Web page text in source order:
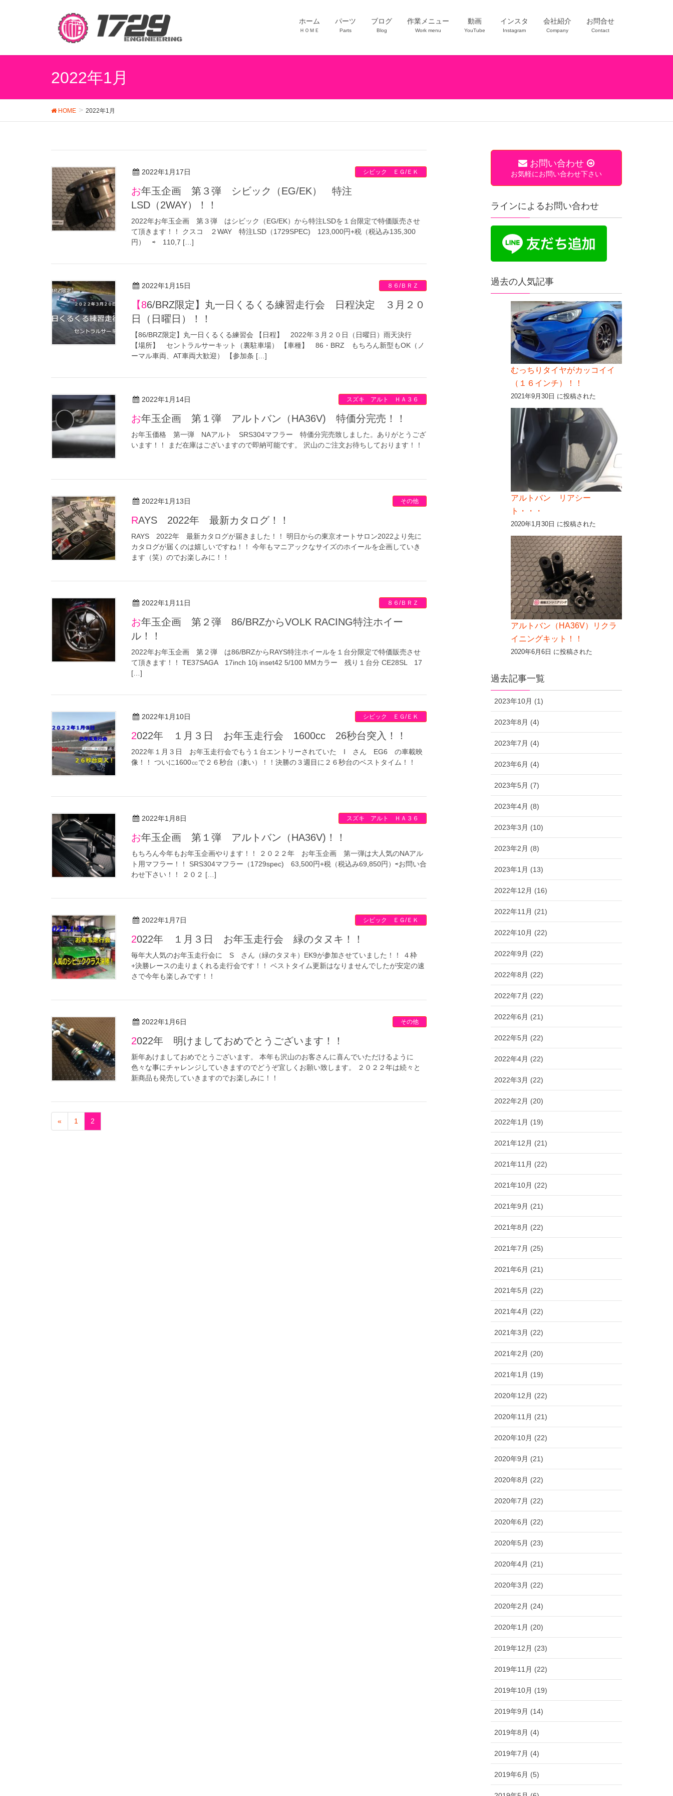
ホーム
ＨＯＭＥ
パーツ
Parts
ブログ
Blog
作業メニュー
Work menu
動画
YouTube
インスタ
Instagram
会社紹介
Company
お問合せ
Contact
2022年1月
HOME 2022年1月
2022年1月17日 シビック ＥＧ/ＥＫ
お年玉企画 第３弾 シビック（EG/EK） 特注
LSD（2WAY）！！
2022年お年玉企画 第３弾 はシビック（EG/EK）から特注LSDを１台限定で特価販売させ
て頂きます！！ クスコ ２WAY 特注LSD（1729SPEC) 123,000円+税（税込み135,300
円） ⇨ 110,7 […]
2022年1月15日 ８６/ＢＲＺ
【86/BRZ限定】丸一日くるくる練習走行会 日程決定 ３月２０
日（日曜日）！！
【86/BRZ限定】丸一日くるくる練習会 【日程】 2022年３月２０日（日曜日）雨天決行
【場所】 セントラルサーキット（裏駐車場） 【車種】 86・BRZ もちろん新型もOK（ノ
ーマル車両、AT車両大歓迎） 【参加条 […]
2022年1月14日 スズキ アルト ＨＡ３６
お年玉企画 第１弾 アルトバン（HA36V) 特価分完売！！
お年玉価格 第一弾 NAアルト SRS304マフラー 特価分完売致しました。ありがとうござ
います！！ まだ在庫はございますので即納可能です。 沢山のご注文お待ちしております！！
2022年1月13日 その他
RAYS 2022年 最新カタログ！！
RAYS 2022年 最新カタログが届きました！！ 明日からの東京オートサロン2022より先に
カタログが届くのは嬉しいですね！！ 今年もマニアックなサイズのホイールを企画していき
ます（笑）のでお楽しみに！！
2022年1月11日 ８６/ＢＲＺ
お年玉企画 第２弾 86/BRZからVOLK RACING特注ホイー
ル！！
2022年お年玉企画 第２弾 は86/BRZからRAYS特注ホイールを１台分限定で特価販売させ
て頂きます！！ TE37SAGA 17inch 10j inset42 5/100 MMカラー 残り１台分 CE28SL 17
[…]
2022年1月10日 シビック ＥＧ/ＥＫ
2022年 １月３日 お年玉走行会 1600cc 26秒台突入！！
2022年１月３日 お年玉走行会でもう１台エントリーされていた I さん EG6 の車載映
像！！ ついに1600㏄で２６秒台（凄い）！！決勝の３週目に２６秒台のベストタイム！！
2022年1月8日 スズキ アルト ＨＡ３６
お年玉企画 第１弾 アルトバン（HA36V)！！
もちろん今年もお年玉企画やります！！ ２０２２年 お年玉企画 第一弾は大人気のNAアル
ト用マフラー！！ SRS304マフラー（1729spec) 63,500円+税（税込み69,850円）⇨お問い合
わせ下さい！！ ２０２ […]
2022年1月7日 シビック ＥＧ/ＥＫ
2022年 １月３日 お年玉走行会 緑のタヌキ！！
毎年大人気のお年玉走行会に S さん（緑のタヌキ）EK9が参加させていました！！ ４枠
+決勝レースの走りまくれる走行会です！！ ベストタイム更新はなりませんでしたが安定の速
さで今年も楽しみです！！
2022年1月6日 その他
2022年 明けましておめでとうございます！！
新年あけましておめでとうございます。 本年も沢山のお客さんに喜んでいただけるように
色々な事にチャレンジしていきますのでどうぞ宜しくお願い致します。 ２０２２年は続々と
新商品も発売していきますのでお楽しみに！！
« 1 2
お問い合わせ
お気軽にお問い合わせ下さい
ラインによるお問い合わせ
過去の人気記事
むっちりタイヤがカッコイイ
（１６インチ）！！
2021年9月30日 に投稿された
アルトバン リアシー
ト・・・
2020年1月30日 に投稿された
アルトバン（HA36V）リクラ
イニングキット！！
2020年6月6日 に投稿された
過去記事一覧
2023年10月 (1)
2023年8月 (4)
2023年7月 (4)
2023年6月 (4)
2023年5月 (7)
2023年4月 (8)
2023年3月 (10)
2023年2月 (8)
2023年1月 (13)
2022年12月 (16)
2022年11月 (21)
2022年10月 (22)
2022年9月 (22)
2022年8月 (22)
2022年7月 (22)
2022年6月 (21)
2022年5月 (22)
2022年4月 (22)
2022年3月 (22)
2022年2月 (20)
2022年1月 (19)
2021年12月 (21)
2021年11月 (22)
2021年10月 (22)
2021年9月 (21)
2021年8月 (22)
2021年7月 (25)
2021年6月 (21)
2021年5月 (22)
2021年4月 (22)
2021年3月 (22)
2021年2月 (20)
2021年1月 (19)
2020年12月 (22)
2020年11月 (21)
2020年10月 (22)
2020年9月 (21)
2020年8月 (22)
2020年7月 (22)
2020年6月 (22)
2020年5月 (23)
2020年4月 (21)
2020年3月 (22)
2020年2月 (24)
2020年1月 (20)
2019年12月 (23)
2019年11月 (22)
2019年10月 (19)
2019年9月 (14)
2019年8月 (4)
2019年7月 (4)
2019年6月 (5)